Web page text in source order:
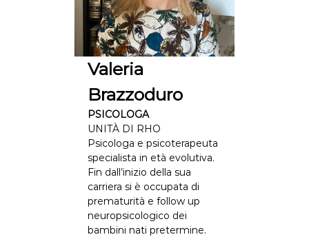
Valeria
Brazzoduro
PSICOLOGA
UNITÀ DI RHO
Psicologa e psicoterapeuta
specialista in età evolutiva.
Fin dall’inizio della sua
carriera si è occupata di
prematurità e follow up
neuropsicologico dei
bambini nati pretermine.